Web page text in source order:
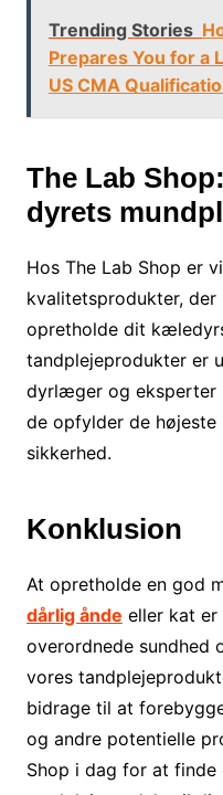
Trending Stories
Prepares You for a
US CMA
The Lab
dyrets
Hos The Lab Shop er
kvalitetsprodukter,
opretholde dit
tandplejeprodukter er
dyrlæger og eksperter
de opfylder de
sikkerhed.
Konklusion
At opretholde en god
dårlig ånde eller kat
overordnede sundhed
vores
bidrage til at
og andre potentielle
Shop i dag for at